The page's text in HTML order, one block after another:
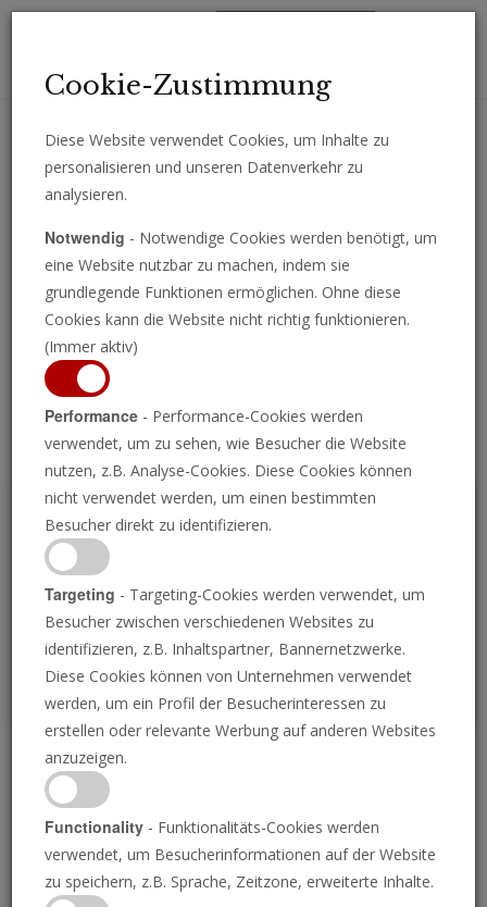
Erhalten Sie wichtige Analysen, Kommentare und Nachrichten
Programm ansehen
P
Worauf Sie in Ihrem
Leben Ihren Fokus
richten sollten
Cookie-Zustimmung
Diese Website verwendet Cookies, um Inhalte zu
personalisieren und unseren Datenverkehr zu
analysieren.
Notwendig - Notwendige Cookies werden benötigt, um
eine Website nutzbar zu machen, indem sie
grundlegende Funktionen ermöglichen. Ohne diese
Cookies kann die Website nicht richtig funktionieren.
(Immer aktiv)
Performance - Performance-Cookies werden
verwendet, um zu sehen, wie Besucher die Website
nutzen, z.B. Analyse-Cookies. Diese Cookies können
nicht verwendet werden, um einen bestimmten
Besucher direkt zu identifizieren.
Targeting - Targeting-Cookies werden verwendet, um
Besucher zwischen verschiedenen Websites zu
identifizieren, z.B. Inhaltspartner, Bannernetzwerke.
Diese Cookies können von Unternehmen verwendet
werden, um ein Profil der Besucherinteressen zu
erstellen oder relevante Werbung auf anderen Websites
anzuzeigen.
Functionality - Funktionalitäts-Cookies werden
verwendet, um Besucherinformationen auf der Website
zu speichern, z.B. Sprache, Zeitzone, erweiterte Inhalte.